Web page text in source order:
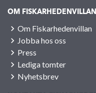
OM FISKARHEDENVILLAN
Om Fiskarhedenvillan
Jobba hos oss
Press
Lediga tomter
Nyhetsbrev